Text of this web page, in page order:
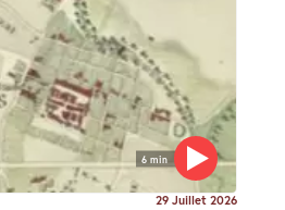
6 min
29 Juillet 2026